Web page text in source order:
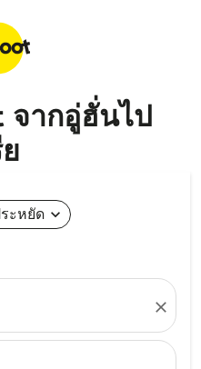
จากอู่ฮั่นไป
ะหยัด expand_more
close